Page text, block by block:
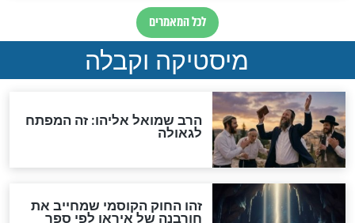
האם אפשר לחשב את הקץ?
מה יהיה בימות המשיח?